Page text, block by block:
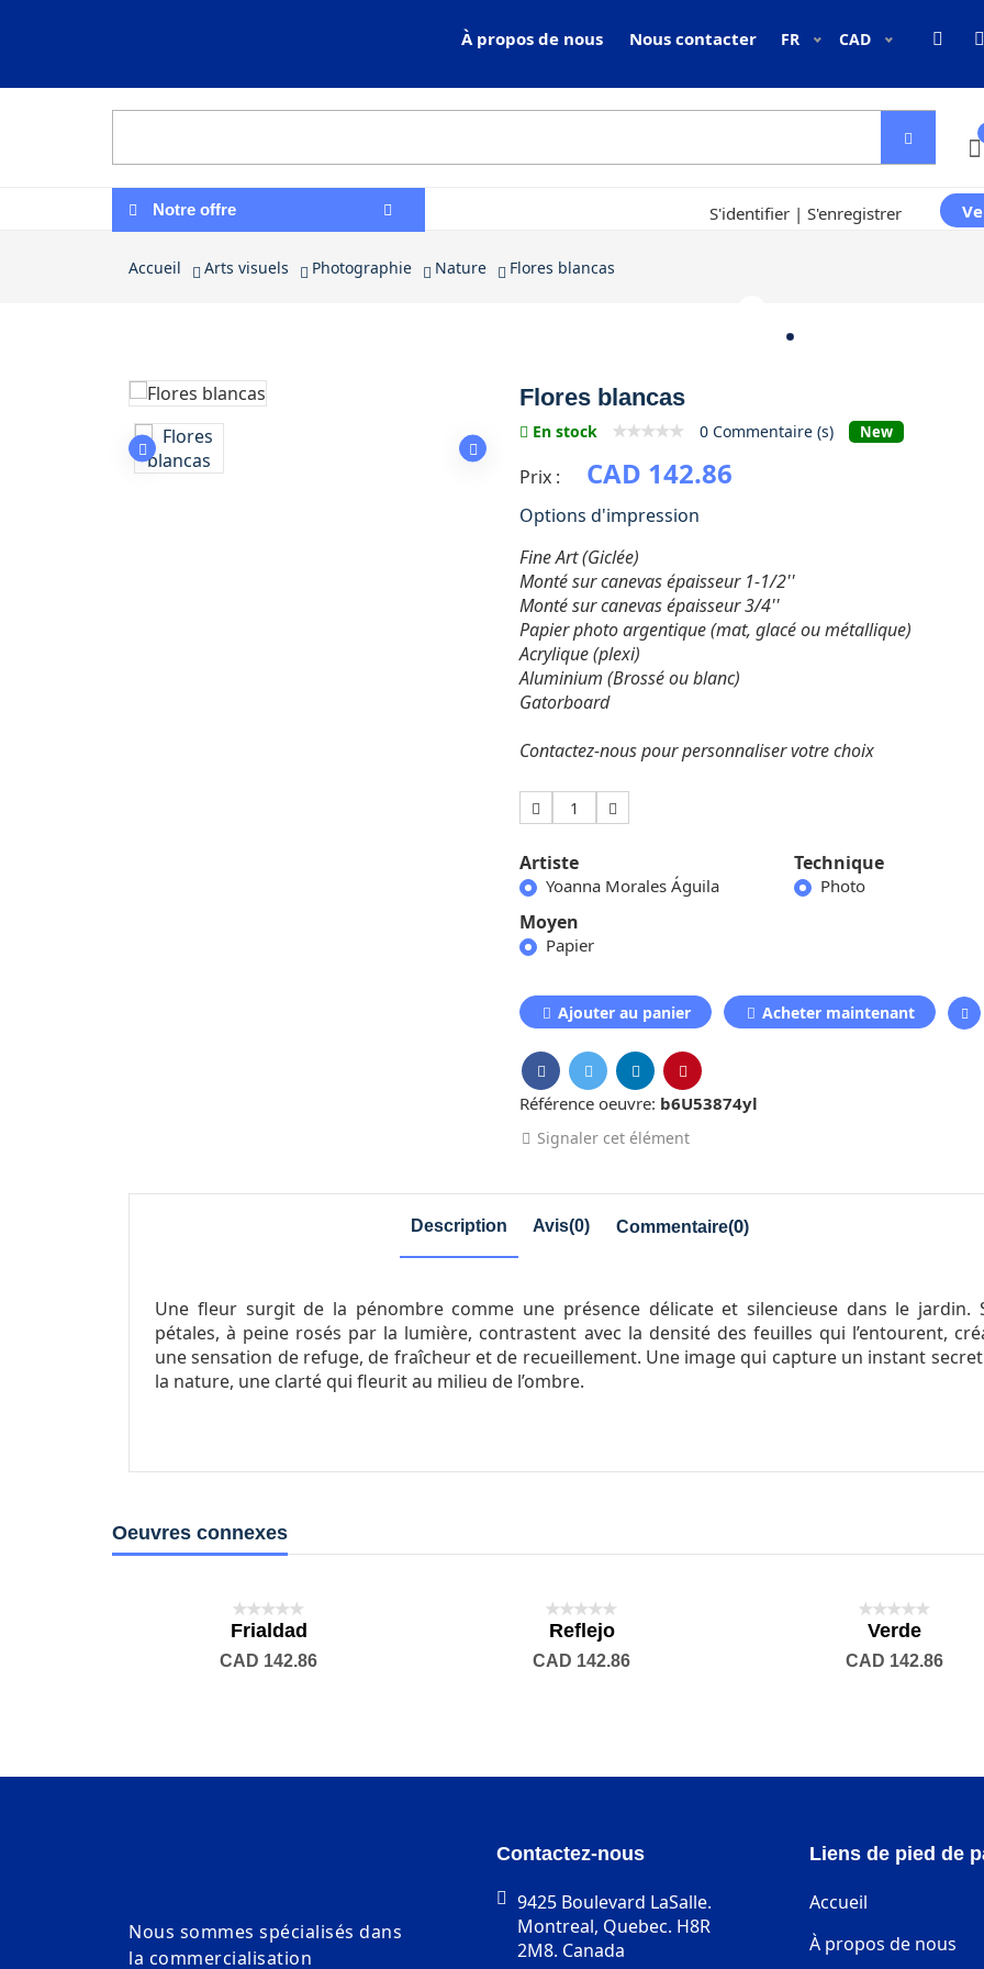
À propos de nous Nous contacter FR CAD
Notre offre S'identifier | S'enregistrer
Accueil Arts visuels Photographie Nature
Product: Flores blancas
Flores blancas
Flores blancas
En stock 0 Commentaire (s) New
Prix : CAD 142.86
Options d'impression
Fine Art (Giclée)
Monté sur canevas épaisseur 1-1/2''
Monté sur canevas épaisseur 3/4''
Papier photo argentique (mat, glacé ou métallique)
Acrylique (plexi)
Aluminium (Brossé ou blanc)
Gatorboard
Contactez-nous pour personnaliser votre choix
1
Artiste
Yoanna Morales Águila
Technique
Photo
Moyen
Papier
Ajouter au panier Acheter maintenant
Référence oeuvre: b6U53874yl
Signaler cet élément
Description Avis(0) Commentaire(0)
Une fleur surgit de la pénombre comme une présence délicate et silencieuse dans le jardin.
pétales, à peine rosés par la lumière, contrastent avec la densité des feuilles qui l’entourent,
une sensation de refuge, de fraîcheur et de recueillement. Une image qui capture un instant
la nature, une clarté qui fleurit au milieu de l’ombre.
CAD 142.86
Flores blancas
Oeuvres connexes
Frialdad
CAD 142.86
Reflejo
CAD 142.86
Verde
CAD 142.86
Nous sommes spécialisés dans
la commercialisation
Contactez-nous
9425 Boulevard LaSalle.
Montreal, Quebec. H8R
2M8. Canada
Liens de pied de
Accueil
À propos de nous